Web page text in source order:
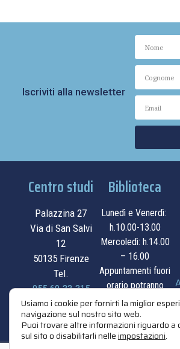
Iscriviti alla newsletter
Centro studi
Palazzina 27
Via di San Salvi
12
50135 Firenze
Tel.
055.69.33.315
contatti
Biblioteca
Lunedì e Venerdì:
h.10.00-13.00
Mercoledì: h.14.00
– 16.00
Appuntamenti fuori
orario potranno
essere
concordati su
appuntamento.
Usiamo i cookie per fornirti la miglior
navigazione sul nostro sito web.
Puoi trovare altre informazioni riguardo a
sul sito o disabilitarli nelleimpostazioni.